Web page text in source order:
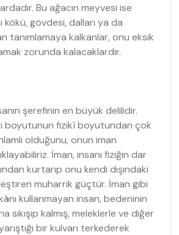
Bu ağacın meyvesi ise
kökü, gövdesi, dalları ya da
tanımlamaya kalkanlar, onu eksik
zorunda kalacaklardır.
şerefinin en büyük delilidir.
boyutunun fizikî boyutundan çok
olduğunu, onun iman
İman, insanı fiziğin dar
kurtarıp onu kendi dışındaki
muharrik güçtür. İman gibi
kullanmayan insan, bedeninin
sıkışıp kalmış, meleklerle ve diğer
bir kulvarı terkederek